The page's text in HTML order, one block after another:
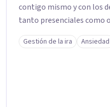
contigo mismo y con los demás. Brindo atención presencial a
tanto presenciales como
enfoque integrativo,
responder a las
Gestión de la ira Ansiedad